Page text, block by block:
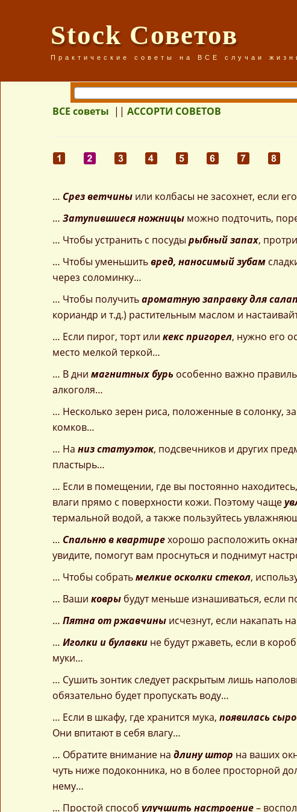
Stock Советов
Практические советы на ВСЕ случаи
ВСЕ советы || АССОРТИ СОВЕТОВ
… Срез ветчины или колбасы не засохнет, если
… Затупившиеся ножницы можно подточить,
… Чтобы устранить с посуды рыбный запах,
… Чтобы уменьшитьвред, наносимый зубам
через соломинку…
… Чтобы получитьароматную заправку для
кориандр и т.д.) растительным маслом и
… Если пирог, торт или кекс пригорел, нужно его
место мелкой теркой…
… В дни магнитных бурь особенно важно
алкоголя…
… Несколько зерен риса, положенные в солонку,
комков…
… На низ статуэток, подсвечников и других
пластырь…
… Если в помещении, где вы постоянно
влаги прямо с поверхности кожи. Поэтому чаще
термальной водой, а также пользуйтесь
… Спальню в квартирехорошо расположить
увидите, помогут вам проснуться и поднимут
… Чтобы собратьмелкие осколки стекол,
… Ваши ковры будут меньше изнашиваться, если
… Пятна от ржавчины исчезнут, если накапать
… Иголки и булавки не будут ржаветь, если в
муки…
… Сушить зонтик следует раскрытым лишь
обязательно будет пропускать воду…
… Если в шкафу, где хранится мука, появилась
Они впитают в себя влагу…
… Обратите внимание на длину штор на ваших
чуть ниже подоконника, но в более просторной
нему…
… Простой способ улучшить настроение–